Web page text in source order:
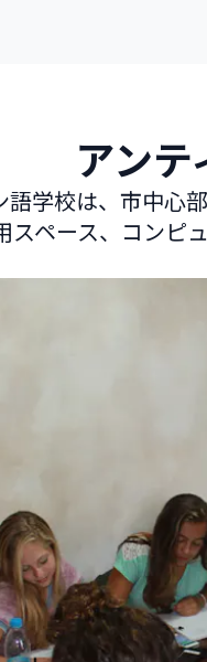
アン
語学校は、市中心
スペース、コンピ